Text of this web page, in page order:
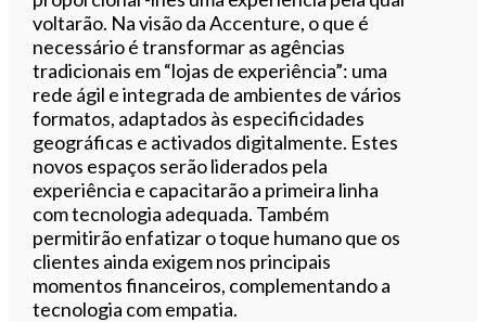
voltarão. Na visão da Accenture, o que é
necessário é transformar as agências
tradicionais em “lojas de experiência”: uma
rede ágil e integrada de ambientes de vários
formatos, adaptados às especificidades
geográficas e activados digitalmente. Estes
novos espaços serão liderados pela
experiência e capacitarão a primeira linha
com tecnologia adequada. Também
permitirão enfatizar o toque humano que os
clientes ainda exigem nos principais
momentos financeiros, complementando a
tecnologia com empatia.